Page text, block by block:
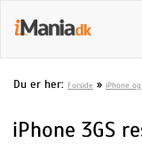
Du er her: Forside » iPhone
iPhone 3GS